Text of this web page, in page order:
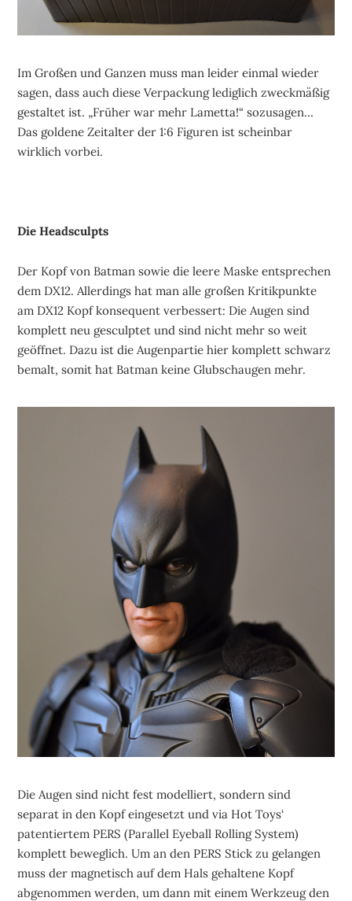
Im Großen und Ganzen muss man leider einmal wieder
sagen, dass auch diese Verpackung lediglich zweckmäßig
gestaltet ist. „Früher war mehr Lametta!“ sozusagen…
Das goldene Zeitalter der 1:6 Figuren ist scheinbar
wirklich vorbei.
Die Headsculpts
Der Kopf von Batman sowie die leere Maske entsprechen
dem DX12. Allerdings hat man alle großen Kritikpunkte
am DX12 Kopf konsequent verbessert: Die Augen sind
komplett neu gesculptet und sind nicht mehr so weit
geöffnet. Dazu ist die Augenpartie hier komplett schwarz
bemalt, somit hat Batman keine Glubschaugen mehr.
Die Augen sind nicht fest modelliert, sondern sind
separat in den Kopf eingesetzt und via Hot Toys‘
patentiertem PERS (Parallel Eyeball Rolling System)
komplett beweglich. Um an den PERS Stick zu gelangen
muss der magnetisch auf dem Hals gehaltene Kopf
abgenommen werden, um dann mit einem Werkzeug den